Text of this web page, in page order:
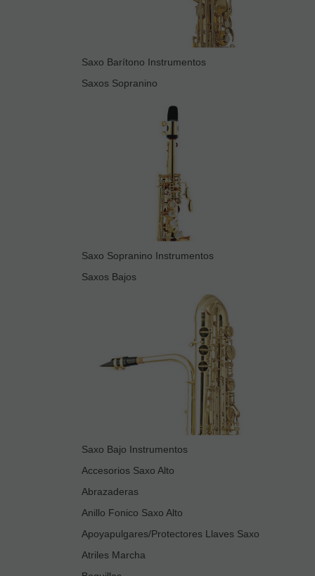
Saxo Barítono Instrumentos
Saxos Sopranino
Saxo Sopranino Instrumentos
Saxos Bajos
Saxo Bajo Instrumentos
Accesorios Saxo Alto
Abrazaderas
Anillo Fonico Saxo Alto
Apoyapulgares/Protectores Llaves Saxo
Atriles Marcha